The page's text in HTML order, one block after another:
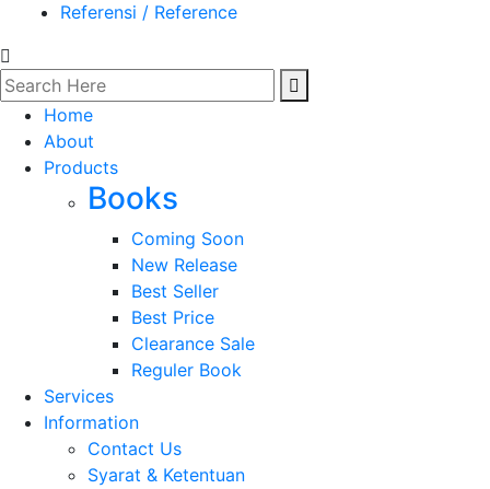
Referensi / Reference
Home
About
Products
Books
Coming Soon
New Release
Best Seller
Best Price
Clearance Sale
Reguler Book
Services
Information
Contact Us
Syarat & Ketentuan